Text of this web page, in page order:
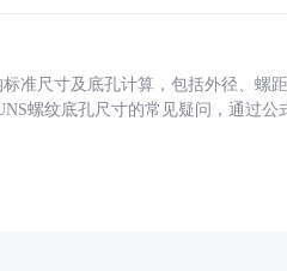
准尺寸及底孔计算，包括外径、螺
螺纹底孔尺寸的常见疑问，通过